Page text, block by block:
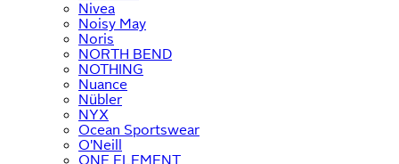
Nivea
Noisy May
Noris
NORTH BEND
NOTHING
Nuance
Nübler
NYX
Ocean Sportswear
O'Neill
ONE ELEMENT